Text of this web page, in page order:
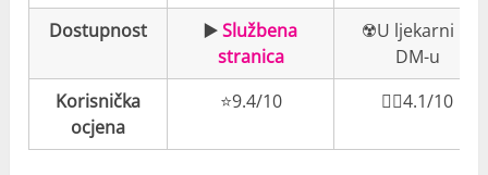
Dostupnost
▶️Službena
stranica
☢️U ljekarni iu
DM-u
Korisnička
ocjena
⭐️9.4/10 👎🏼4.1/10